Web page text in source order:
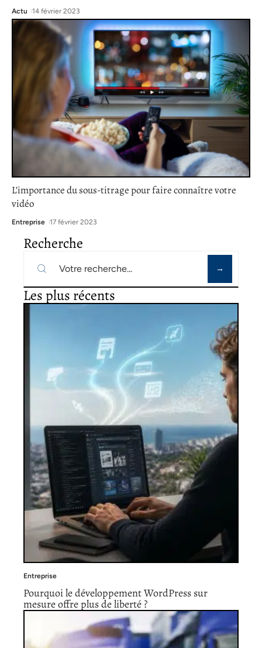
Actu 14 février 2023
L’importance du sous-titrage pour faire connaître votre
vidéo
Entreprise 17 février 2023
Recherche
Les plus récents
Entreprise
Pourquoi le développement WordPress sur
mesure offre plus de liberté ?